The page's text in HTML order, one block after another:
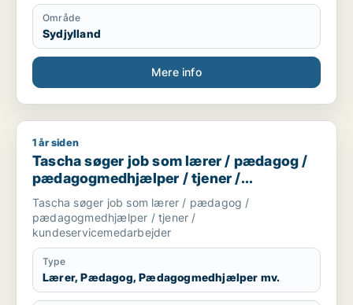
Område
Sydjylland
Mere info
Tascha søger job som lærer / pædagog /
1 år siden
Tascha søger job som lærer / pædagog /
pædagogmedhjælper / tjener /
kundeservicemedarbejder
Tascha søger job som lærer / pædagog /
pædagogmedhjælper / tjener /
kundeservicemedarbejder
Type
Lærer, Pædagog, Pædagogmedhjælper mv.